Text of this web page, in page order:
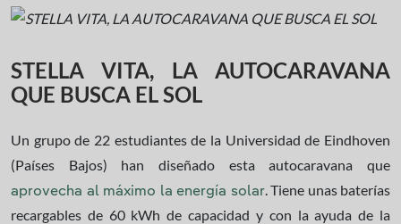
STELLA VITA, LA AUTOCARAVANA
QUE BUSCA EL SOL
Un grupo de 22 estudiantes de la Universidad de Eindhoven
(Países Bajos) han diseñado esta autocaravana que
aprovecha al máximo la energía solar. Tiene unas baterías
recargables de 60 kWh de capacidad y con la ayuda de la